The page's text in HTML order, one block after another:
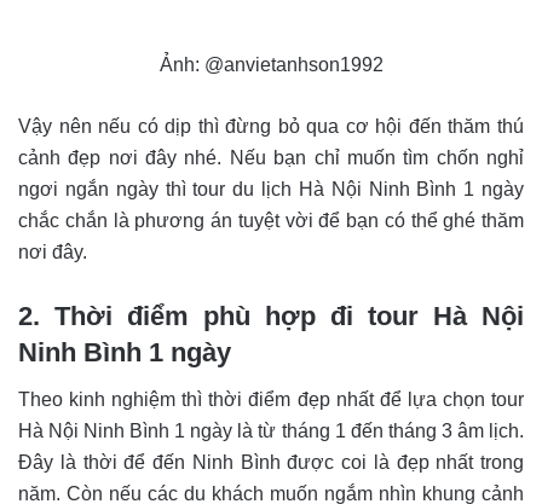
Ảnh: @anvietanhson1992
Vậy nên nếu có dịp thì đừng bỏ qua cơ hội đến thăm thú
cảnh đẹp nơi đây nhé. Nếu bạn chỉ muốn tìm chốn nghỉ
ngơi ngắn ngày thì tour du lịch Hà Nội Ninh Bình 1 ngày
chắc chắn là phương án tuyệt vời để bạn có thể ghé thăm
nơi đây.
2. Thời điểm phù hợp đi tour Hà Nội
Ninh Bình 1 ngày
Theo kinh nghiệm thì thời điểm đẹp nhất để lựa chọn tour
Hà Nội Ninh Bình 1 ngày là từ tháng 1 đến tháng 3 âm lịch.
Đây là thời để đến Ninh Bình được coi là đẹp nhất trong
năm. Còn nếu các du khách muốn ngắm nhìn khung cảnh